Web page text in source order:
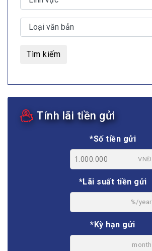
Tìm kiếm
Tính lãi tiền gửi
*Số tiền gửi
VNĐ
*Lãi suất tiền gửi
%/year
*Kỳ hạn gửi
month